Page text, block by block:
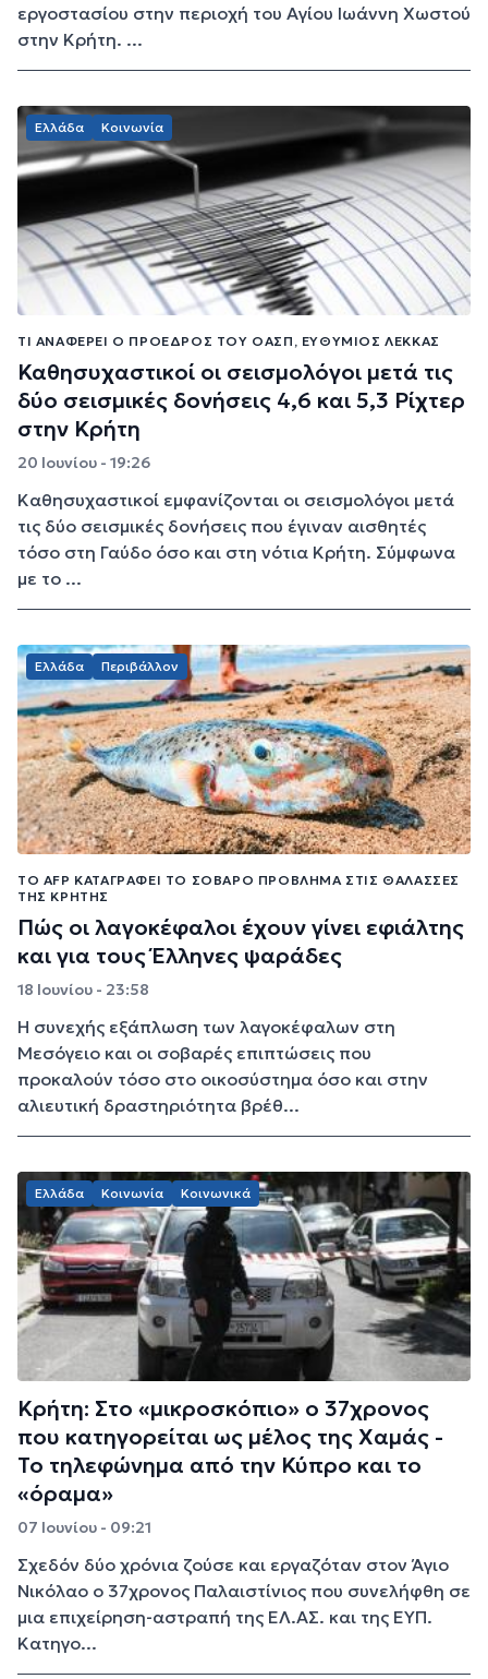
εργοστασίου στην περιοχή του Αγίου Ιωάννη Χωστού
στην Κρήτη. ...
Ελλάδα Κοινωνία
ΤΙ ΑΝΑΦΈΡΕΙ Ο ΠΡΌΕΔΡΟΣ ΤΟΥ ΟΑΣΠ, ΕΥΘΎΜΙΟΣ ΛΈΚΚΑΣ
Καθησυχαστικοί οι σεισμολόγοι μετά τις
δύο σεισμικές δονήσεις 4,6 και 5,3 Ρίχτερ
στην Κρήτη
20 Ιουνίου - 19:26
Καθησυχαστικοί εμφανίζονται οι σεισμολόγοι μετά
τις δύο σεισμικές δονήσεις που έγιναν αισθητές
τόσο στη Γαύδο όσο και στη νότια Κρήτη. Σύμφωνα
με το ...
Ελλάδα Περιβάλλον
ΤΟ AFP ΚΑΤΑΓΡΆΦΕΙ ΤΟ ΣΟΒΑΡΌ ΠΡΌΒΛΗΜΑ ΣΤΙΣ ΘΆΛΑΣΣΕΣ
ΤΗΣ ΚΡΉΤΗΣ
Πώς οι λαγοκέφαλοι έχουν γίνει εφιάλτης
και για τους Έλληνες ψαράδες
18 Ιουνίου - 23:58
Η συνεχής εξάπλωση των λαγοκέφαλων στη
Μεσόγειο και οι σοβαρές επιπτώσεις που
προκαλούν τόσο στο οικοσύστημα όσο και στην
αλιευτική δραστηριότητα βρέθ...
Ελλάδα Κοινωνία Κοινωνικά
Κρήτη: Στο «μικροσκόπιο» ο 37χρονος
που κατηγορείται ως μέλος της Χαμάς -
Το τηλεφώνημα από την Κύπρο και το
«όραμα»
07 Ιουνίου - 09:21
Σχεδόν δύο χρόνια ζούσε και εργαζόταν στον Άγιο
Νικόλαο ο 37χρονος Παλαιστίνιος που συνελήφθη σε
μια επιχείρηση-αστραπή της ΕΛ.ΑΣ. και της ΕΥΠ.
Κατηγο...